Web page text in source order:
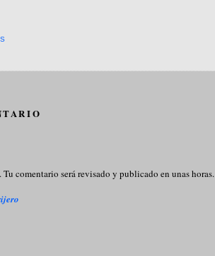
comentario será revisado y publicado en unas horas.